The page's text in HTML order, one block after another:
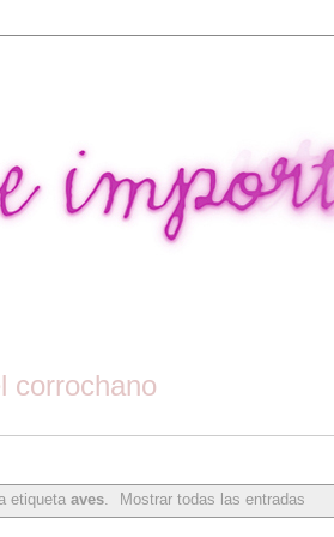
corrochano
etiqueta aves. Mostrar todas las entradas